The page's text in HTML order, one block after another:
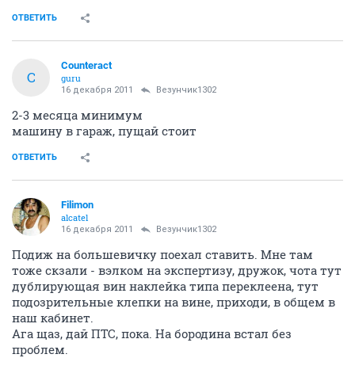
ОТВЕТИТЬ
C
Counteract
guru
16 декабря 2011 Везунчик1302
2-3 месяца минимум
машину в гараж, пущай стоит
ОТВЕТИТЬ
Filimon
alcatel
16 декабря 2011 Везунчик1302
Подиж на большевичку поехал ставить. Мне там
тоже скзали - вэлком на экспертизу, дружок, чота тут
дублирующая вин наклейка типа переклеена, тут
подозрительные клепки на вине, приходи, в общем в
наш кабинет.
Ага щаз, дай ПТС, пока. На бородина встал без
проблем.